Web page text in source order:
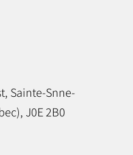
Sainte-Snne-
J0E 2B0